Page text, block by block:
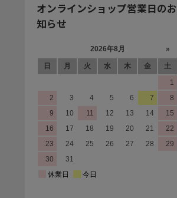
オンラインショップ営業日のお
知らせ